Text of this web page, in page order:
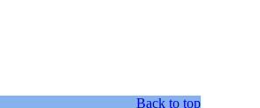
Back to top